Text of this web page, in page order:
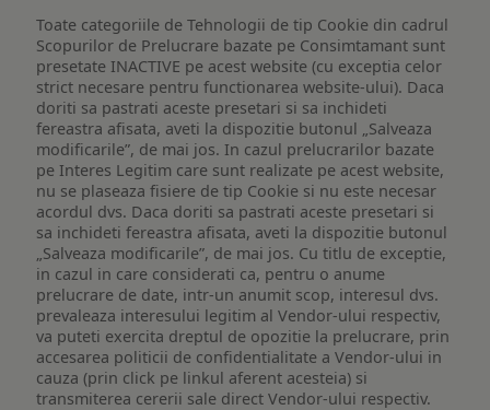
Toate categoriile de Tehnologii de tip Cookie din cadrul
Scopurilor de Prelucrare bazate pe Consimtamant sunt
presetate INACTIVE pe acest website (cu exceptia celor
strict necesare pentru functionarea website-ului). Daca
doriti sa pastrati aceste presetari si sa inchideti
fereastra afisata, aveti la dispozitie butonul „Salveaza
modificarile”, de mai jos. In cazul prelucrarilor bazate
pe Interes Legitim care sunt realizate pe acest website,
nu se plaseaza fisiere de tip Cookie si nu este necesar
acordul dvs. Daca doriti sa pastrati aceste presetari si
sa inchideti fereastra afisata, aveti la dispozitie butonul
„Salveaza modificarile”, de mai jos. Cu titlu de exceptie,
in cazul in care considerati ca, pentru o anume
prelucrare de date, intr-un anumit scop, interesul dvs.
prevaleaza interesului legitim al Vendor-ului respectiv,
va puteti exercita dreptul de opozitie la prelucrare, prin
accesarea politicii de confidentialitate a Vendor-ului in
cauza (prin click pe linkul aferent acesteia) si
transmiterea cererii sale direct Vendor-ului respectiv.